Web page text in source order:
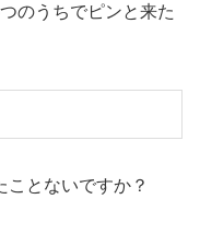
のうちでピンと来た
ことないですか？